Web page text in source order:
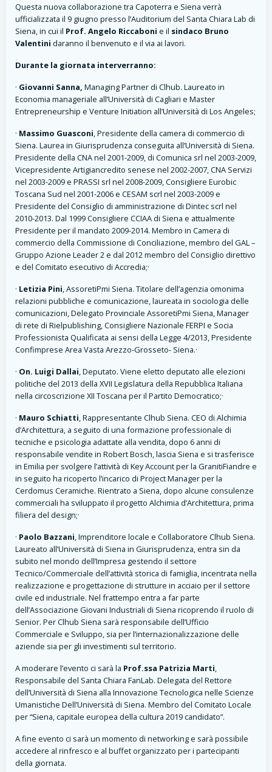
Questa nuova collaborazione tra Capoterra e Siena verrà
ufficializzata il 9 giugno presso l’Auditorium del Santa Chiara Lab di
Siena, in cui il Prof. Angelo Riccaboni e il sindaco Bruno
Valentini daranno il benvenuto e il via ai lavori.
Durante la giornata interverranno:
· Giovanni Sanna, Managing Partner di Clhub. Laureato in
Economia manageriale all’Università di Cagliari e Master
Entrepreneurship e Venture Initiation all’Università di Los Angeles;
· Massimo Guasconi , Presidente della camera di commercio di
Siena. Laurea in Giurisprudenza conseguita all’Università di Siena.
Presidente della CNA nel 2001-2009, di Comunica srl nel 2003-2009,
Vicepresidente Artigiancredito senese nel 2002-2007, CNA Servizi
nel 2003-2009 e PRASSI srl nel 2008-2009, Consigliere Eurobic
Toscana Sud nel 2001-2006 e CESAM scrl nel 2003-2009 e
Presidente del Consiglio di amministrazione di Dintec scrl nel
2010-2013. Dal 1999 Consigliere CCIAA di Siena e attualmente
Presidente per il mandato 2009-2014. Membro in Camera di
commercio della Commissione di Conciliazione, membro del GAL –
Gruppo Azione Leader 2 e dal 2012 membro del Consiglio direttivo
e del Comitato esecutivo di Accredia;·
· Letizia Pini , AssoretiPmi Siena. Titolare dell’agenzia omonima
relazioni pubbliche e comunicazione, laureata in sociologia delle
comunicazioni, Delegato Provinciale AssoretiPmi Siena, Manager
di rete di Rielpublishing, Consigliere Nazionale FERPI e Socia
Professionista Qualificata ai sensi della Legge 4/2013, Presidente
Confimprese Area Vasta Arezzo-Grosseto- Siena.·
· On. Luigi Dallai , Deputato. Viene eletto deputato alle elezioni
politiche del 2013 della XVII Legislatura della Repubblica Italiana
nella circoscrizione XII Toscana per il Partito Democratico;·
· Mauro Schiatti , Rappresentante Clhub Siena. CEO di Alchimia
d’Architettura, a seguito di una formazione professionale di
tecniche e psicologia adattate alla vendita, dopo 6 anni di
responsabile vendite in Robert Bosch, lascia Siena e si trasferisce
in Emilia per svolgere l’attività di Key Account per la GranitiFiandre e
in seguito ha ricoperto l’incarico di Project Manager per la
Cerdomus Ceramiche. Rientrato a Siena, dopo alcune consulenze
commerciali ha sviluppato il progetto Alchimia d’Architettura, prima
filiera del design;·
· Paolo Bazzani , Imprenditore locale e Collaboratore Clhub Siena.
Laureato all’Università di Siena in Giurisprudenza, entra sin da
subito nel mondo dell’Impresa gestendo il settore
Tecnico/Commerciale dell’attività storica di famiglia, incentrata nella
realizzazione e progettazione di strutture in acciaio per il settore
civile ed industriale. Nel frattempo entra a far parte
dell’Associazione Giovani Industriali di Siena ricoprendo il ruolo di
Senior. Per Clhub Siena sarà responsabile dell’Ufficio
Commerciale e Sviluppo, sia per l’internazionalizzazione delle
aziende sia per gli investimenti sul territorio.
A moderare l’evento ci sarà la Prof.ssa Patrizia Marti
Responsabile del Santa Chiara FanLab. Delegata del Rettore
dell’Università di Siena alla Innovazione Tecnologica nelle Scienze
Umanistiche Dell’Università di Siena. Membro del Comitato Locale
per “Siena, capitale europea della cultura 2019 candidato”.
A fine evento ci sarà un momento di networking e sarà possibile
accedere al rinfresco e al buffet organizzato per i partecipanti
della giornata.